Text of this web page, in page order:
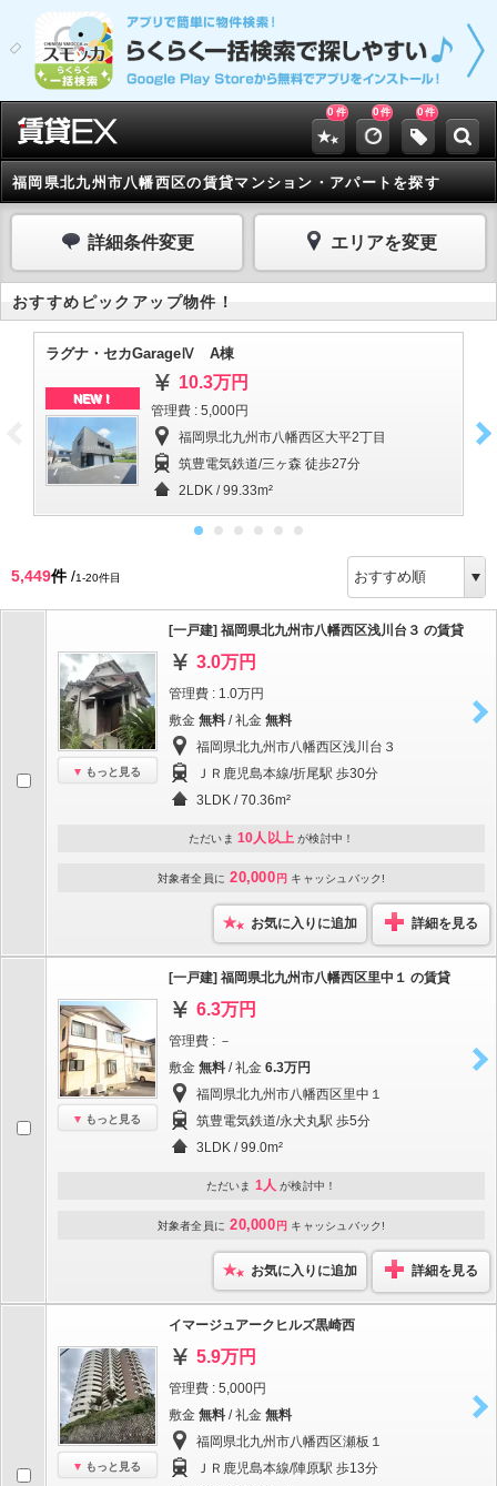
0 件 0件 0件
福岡県北九州市八幡西区の賃貸マンション・アパートを探す
詳細条件変更 エリアを変更
おすすめピックアップ物件！
ラグナ・セカGarageⅣ A棟
NEW！
10.3万円
管理費 : 5,000円
福岡県北九州市八幡西区大平2丁目
筑豊電気鉄道/三ヶ森 徒歩27分
2LDK / 99.33m²
5,449件/1-20件目
もっと見る
[一戸建] 福岡県北九州市八幡西区浅川台３ の賃貸
3.0万円
管理費 : 1.0万円
敷金 無料 / 礼金 無料
福岡県北九州市八幡西区浅川台３
ＪＲ鹿児島本線/折尾駅 歩30分
3LDK / 70.36m²
ただいま 10人以上 が検討中！
対象者全員に 20,000 円 キャッシュバック!
お気に入りに追加 詳細を見る
もっと見る
[一戸建] 福岡県北九州市八幡西区里中１ の賃貸
6.3万円
管理費 : －
敷金 無料 / 礼金 6.3万円
福岡県北九州市八幡西区里中１
筑豊電気鉄道/永犬丸駅 歩5分
3LDK / 99.0m²
ただいま 1人 が検討中！
対象者全員に 20,000 円 キャッシュバック!
お気に入りに追加 詳細を見る
もっと見る
イマージュアークヒルズ黒崎西
5.9万円
管理費 : 5,000円
敷金 無料 / 礼金 無料
福岡県北九州市八幡西区瀬板１
ＪＲ鹿児島本線/陣原駅 歩13分